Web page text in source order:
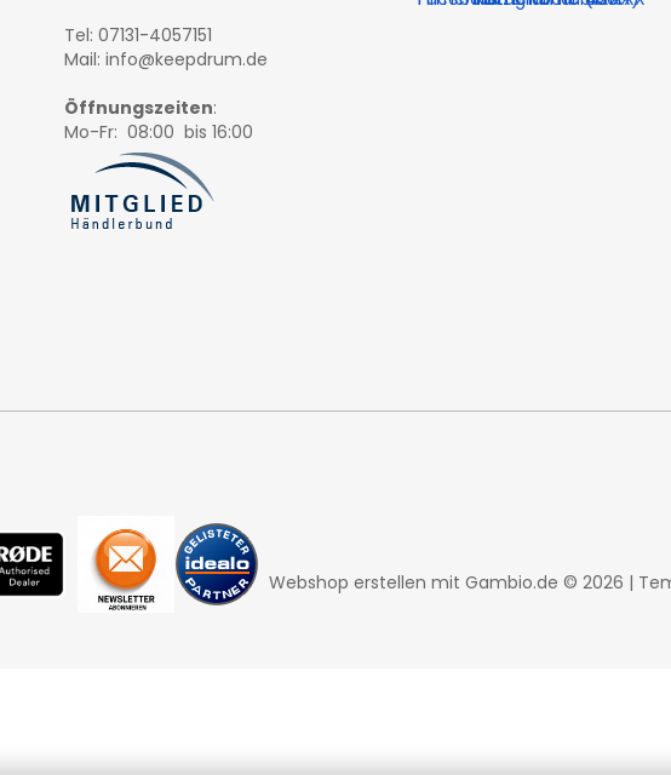
Tel: 07131-4057151
Mail: info@keepdrum.de
Öffnungszeiten:
Mo-Fr: 08:00 bis 16:00
Webshop erstellen mit Gambio.de © 2026 |